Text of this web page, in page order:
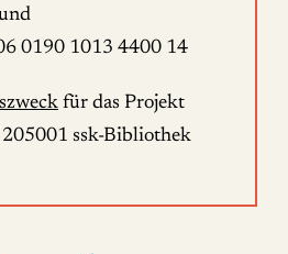
0190 1013 4400 14
für das Projekt
ssk-Bibliothek